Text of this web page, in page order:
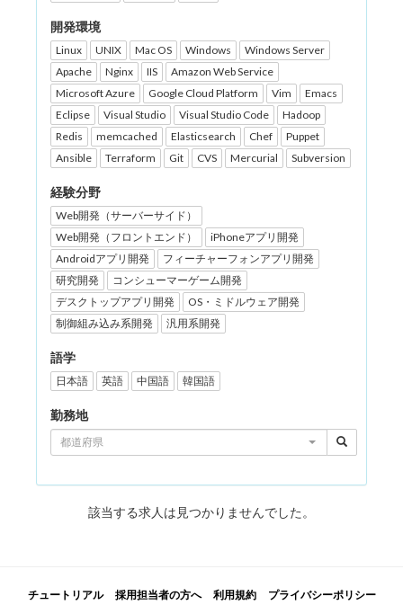
開発環境
Linux UNIX Mac OS Windows
Windows Server
Apache
Nginx IIS
Amazon Web Service
Microsoft Azure
Google Cloud Platform Vim
Emacs
Eclipse
Visual Studio Visual Studio Code
Hadoop
Redis
memcached Elasticsearch Chef
Puppet
Ansible
Terraform Git CVS Mercurial Subversion
経験分野
Web開発（サーバーサイド）
Web開発（フロントエンド）
iPhoneアプリ開発
Androidアプリ開発
フィーチャーフォンアプリ開発
研究開発
コンシューマーゲーム開発
デスクトップアプリ開発
OS・ミドルウェア開発
制御組み込み系開発
汎用系開発
語学
日本語 英語 中国語 韓国語
勤務地
都道府県
該当する求人は見つかりませんでした。
チュートリアル 採用担当者の方へ 利用規約 プライバシーポリシー